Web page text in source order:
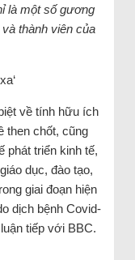
là một số gương
thành viên của
về tính hữu ích
then chốt, cũng
phát triển kinh tế,
dục, đào tạo,
giai đoạn hiện
dịch bệnh Covid-
tiếp với BBC.